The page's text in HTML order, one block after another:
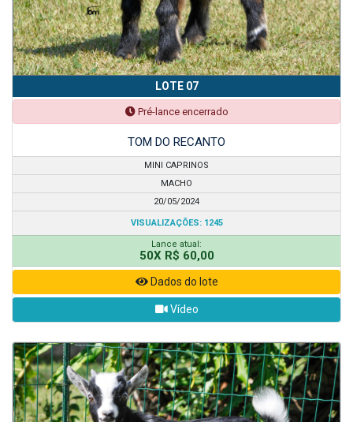
LOTE 07
Pré-lance encerrado
TOM DO RECANTO
MINI CAPRINOS
MACHO
20/05/2024
VISUALIZAÇÕES: 1245
Lance atual:
50X R$ 60,00
Dados do lote
Vídeo